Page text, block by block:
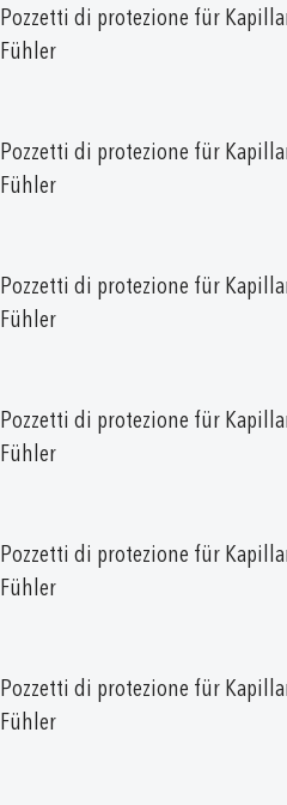
Pozzetti di protezione für
Fühler
Pozzetti di protezione für
Fühler
Pozzetti di protezione für
Fühler
Pozzetti di protezione für
Fühler
Pozzetti di protezione für
Fühler
Pozzetti di protezione für
Fühler